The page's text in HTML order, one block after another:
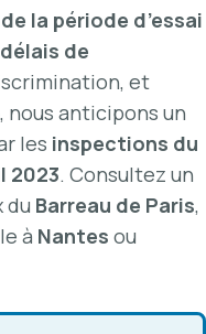
la période d’essai
délais de
et
, nous anticipons un
les inspections du
2023. Consultez un
du Barreau de Paris,
à Nantes ou